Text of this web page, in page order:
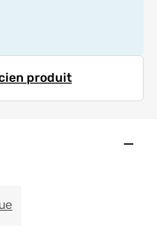
produit
PALMAKO